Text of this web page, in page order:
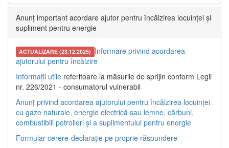
Anunț important acordare ajutor pentru încălzirea locuinței și
supliment pentru energie
ACTUALIZARE (23.12.2025) Informare privind acordarea
ajutorului pentru încălzire
Informații utile referitoare la măsurile de sprijin conform Legii
nr. 226/2021 - consumatorul vulnerabil
Anunț privind acordarea ajutorului pentru încălzirea locuinței
cu gaze naturale, energie electrică sau lemne, cărbuni,
combustibili petrolieri și a suplimentului pentru energie
Formular cerere-declarație pe proprie răspundere